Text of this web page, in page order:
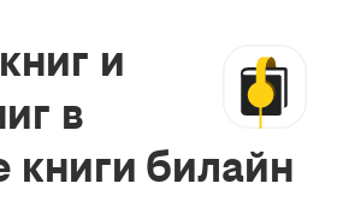
и
в
книги билайн